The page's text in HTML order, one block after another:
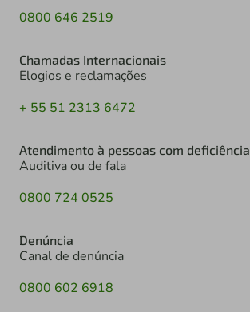
0800 646 2519
Chamadas Internacionais
Elogios e reclamações
+ 55 51 2313 6472
Atendimento à pessoas com deficiência
Auditiva ou de fala
0800 724 0525
Denúncia
Canal de denúncia
0800 602 6918